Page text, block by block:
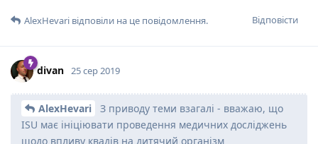
Відповісти
AlexHevari відповіли на це повідомлення.
divan 25 сер 2019
AlexHevari
З приводу теми взагалі - вважаю, що
ISU має ініціювати проведення медичних досліджень
щодо впливу квадів на дитячий організм